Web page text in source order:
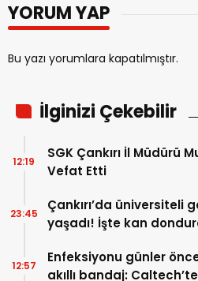
YORUM YAP
Bu yazı yorumlara kapatılmıştır.
İlginizi Çekebilir
SGK Çankırı İl Müdürü
Vefat Etti
12:19
Çankırı’da üniversiteli
yaşadı! İşte kan
23:45
Enfeksiyonu günler
akıllı bandaj:
12:57